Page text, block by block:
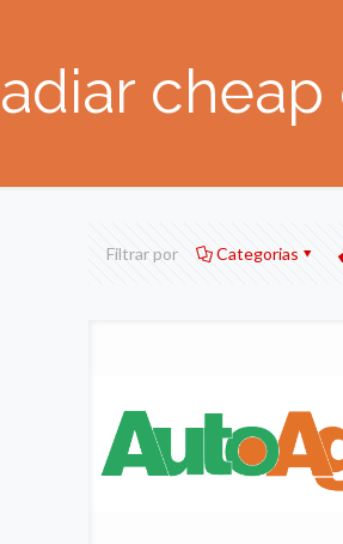
adiar
Filtrar por Categorias